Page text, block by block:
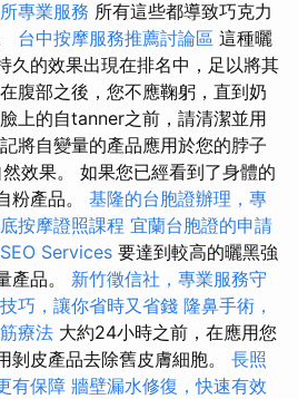
專業服務 所有這些都導致巧克力
台中按摩服務推薦討論區 這種曬
久的效果出現在排名中，足以將其
腹部之後，您不應鞠躬，直到奶
上的自tanner之前，請清潔並用
將自變量的產品應用於您的脖子
效果。 如果您已經看到了身體的
粉產品。 基隆的台胞證辦理，專
按摩證照課程 宜蘭台胞證的申請
Services 要達到較高的曬黑強
產品。 新竹徵信社，專業服務守
巧，讓你省時又省錢 隆鼻手術，
療法 大約24小時之前，在應用您
剝皮產品去除舊皮膚細胞。 長照
有保障 牆壁漏水修復，快速有效